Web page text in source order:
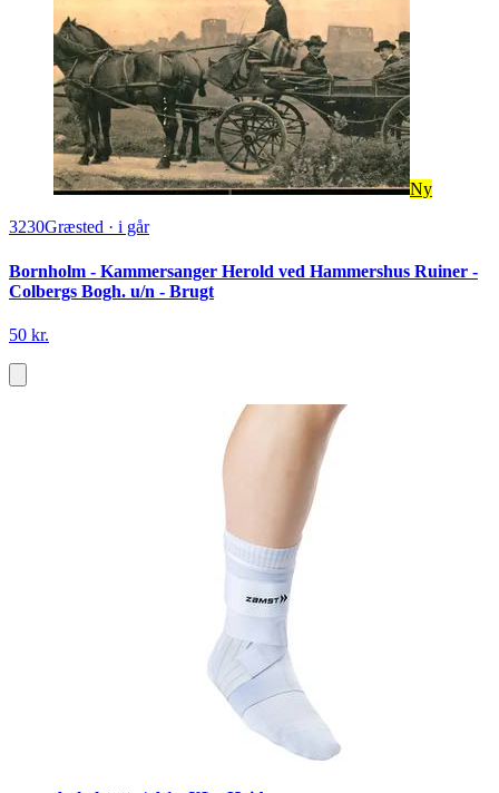
Ny
3230Græsted · i går
Bornholm - Kammersanger Herold ved Hammershus Ruiner -
Colbergs Bogh. u/n - Brugt
50 kr.